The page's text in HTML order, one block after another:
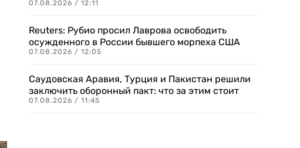
07.08.2026 / 12:11
Reuters: Рубио просил Лаврова освободить
осужденного в России бывшего морпеха США
07.08.2026 / 12:05
Саудовская Аравия, Турция и Пакистан решили
заключить оборонный пакт: что за этим стоит
07.08.2026 / 11:45